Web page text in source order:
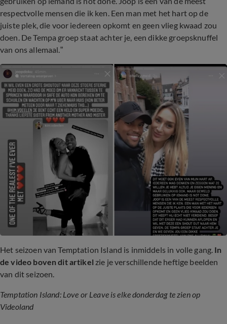
respectvolle mensen die ik ken. Een man met het hart op de
juiste plek, die voor iedereen opkomt en geen vlieg kwaad zou
doen. De Tempa groep staat achter je, een dikke groepsknuffel
van ons allemaal.”
Het seizoen van Temptation Island is inmiddels in volle gang. In
de video boven dit artikel zie je verschillende heftige beelden
van dit seizoen.
Temptation Island: Love or Leave is elke donderdag te zien op
Videoland